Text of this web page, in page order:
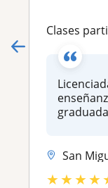
Clases particulares
San
★★★★